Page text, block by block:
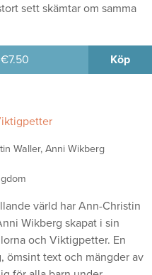
sett skämtar om samma
€7.50 Köp
Waller, Anni Wikberg
värld har Ann-Christin
Wikberg skapat i sin
och Viktigpetter. En
ömsint text och mängder av